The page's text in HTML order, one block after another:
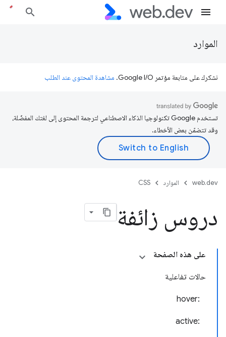
الموارد
نشكرك على متابعة مؤتمر Google I/O. مشاهدة المحتوى عند الطلب
تستخدم Google تكنولوجيا الذكاء الاصطناعي لترجمة المحتوى إلى لغتك المفضّلة،
وقد تتضمّن بعض الأخطاء.
web.dev الموارد CSS
دروس زائفة
على هذه الصفحة
حالات تفاعلية
:hover
:active